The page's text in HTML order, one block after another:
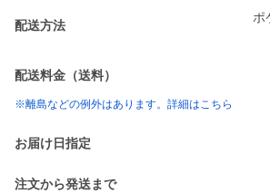
配送方法
ポ
配送料金（送料）
※離島などの例外はあります。詳細はこちら
お届け日指定
注文から発送まで